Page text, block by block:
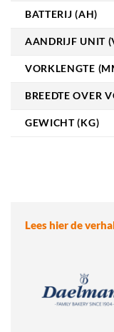
BATTERIJ (AH)
AANDRIJF UNIT
VORKLENGTE
BREEDTE OVER
GEWICHT (KG)
Lees hier de